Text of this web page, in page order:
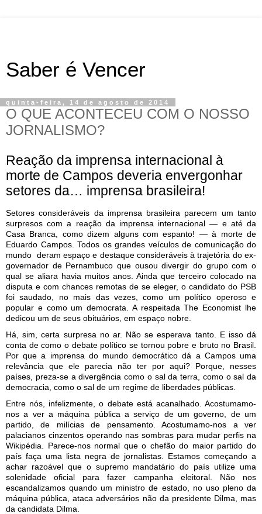
Saber é Vencer
quinta-feira, 14 de agosto de 2014
O QUE ACONTECEU COM O NOSSO
JORNALISMO?
Reação da imprensa internacional à
morte de Campos deveria envergonhar
setores da… imprensa brasileira!
Setores consideráveis da imprensa brasileira parecem um tanto
surpresos com a reação da imprensa internacional — e até da
Casa Branca, como dizem alguns com espanto! — à morte de
Eduardo Campos. Todos os grandes veículos de comunicação do
mundo deram espaço e destaque consideráveis à trajetória do ex-
governador de Pernambuco que ousou divergir do grupo com o
qual se aliara havia muitos anos. Ainda que terceiro colocado na
disputa e com chances remotas de se eleger, o candidato do PSB
foi saudado, no mais das vezes, como um político operoso e
popular e como um democrata. A respeitada The Economist lhe
dedicou um de seus obituários, em espaço nobre.
Há, sim, certa surpresa no ar. Não se esperava tanto. E isso dá
conta de como o debate político se tornou pobre e bruto no Brasil.
Por que a imprensa do mundo democrático dá a Campos uma
relevância que ele parecia não ter por aqui? Porque, nesses
países, preza-se a divergência como o sal da terra, como o sal da
democracia, como o sal de um regime de liberdades públicas.
Entre nós, infelizmente, o debate está acanalhado. Acostumamo-
nos a ver a máquina pública a serviço de um governo, de um
partido, de milícias de pensamento. Acostumamo-nos a ver
palacianos cinzentos operando nas sombras para mudar perfis na
Wikipédia. Parece-nos normal que o chefão do maior partido do
país faça uma lista negra de jornalistas. Estamos começando a
achar razoável que o supremo mandatário do país utilize uma
solenidade oficial para fazer campanha eleitoral. Não nos
escandalizamos quando um ministro de estado, no uso pleno da
máquina pública, ataca adversários não da presidente Dilma, mas
da candidata Dilma.